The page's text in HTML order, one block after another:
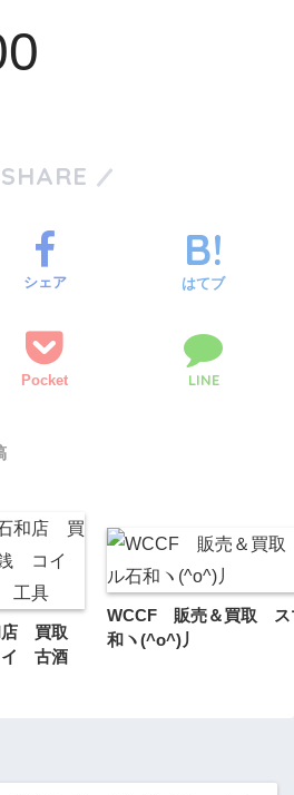
SHARE
シェア はてブ
Pocket LINE
店 買取
イ 古酒
WCCF 販売＆買取 ス
和ヽ(^o^)丿